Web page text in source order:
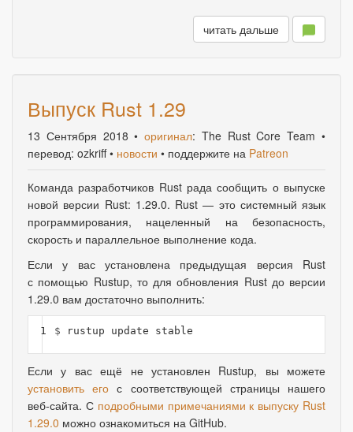
читать дальше
Выпуск Rust 1.29
13 Сентября 2018•оригинал: The Rust Core Team •
перевод: ozkriff • новости • поддержите на Patreon
Команда разработчиков Rust рада сообщить о выпуске
новой версии Rust: 1.29.0. Rust — это системный язык
программирования,
нацеленный на безопасность,
скорость и параллельное выполнение кода.
Если у вас установлена предыдущая версия Rust
с помощью Rustup, то для обновления Rust до версии
1.29.0 вам достаточно выполнить:
1 $
Если у вас ещё не установлен Rustup, вы можете
установить его с соответствующей страницы нашего
веб-сайта. С подробными примечаниями к выпуску Rust
1.29.0 можно ознакомиться на GitHub.